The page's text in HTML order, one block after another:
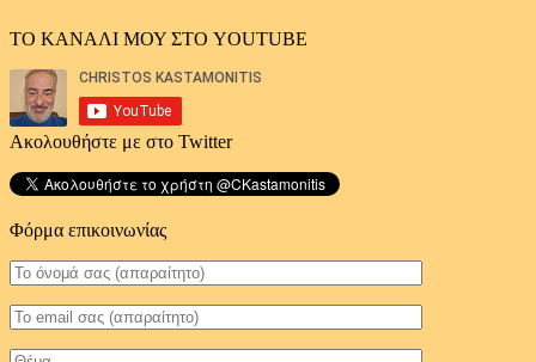
ΤΟ ΚΑΝΑΛΙ ΜΟΥ ΣΤΟ YOUTUBE
Ακολουθήστε με στο Twitter
Φόρμα επικοινωνίας